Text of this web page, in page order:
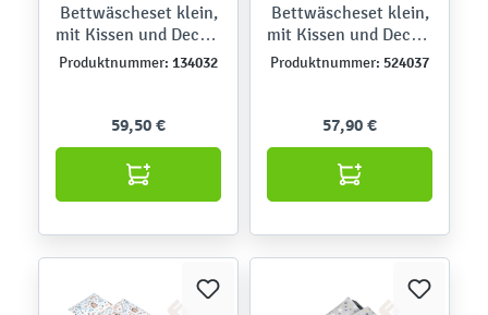
Bettwäscheset klein,
mit Kissen und Decke,
grau gemustert
Produktnummer: 134032
59,50 €
Bettwäscheset klein,
mit Kissen und Decke,
blau
Produktnummer: 524037
57,90 €